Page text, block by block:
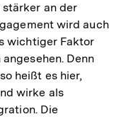
an der
wird auch
wichtiger Faktor
Denn
heißt es hier,
wirke als
Die